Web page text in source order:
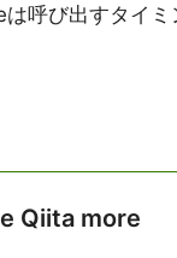
び出すタイミ
Qiita more